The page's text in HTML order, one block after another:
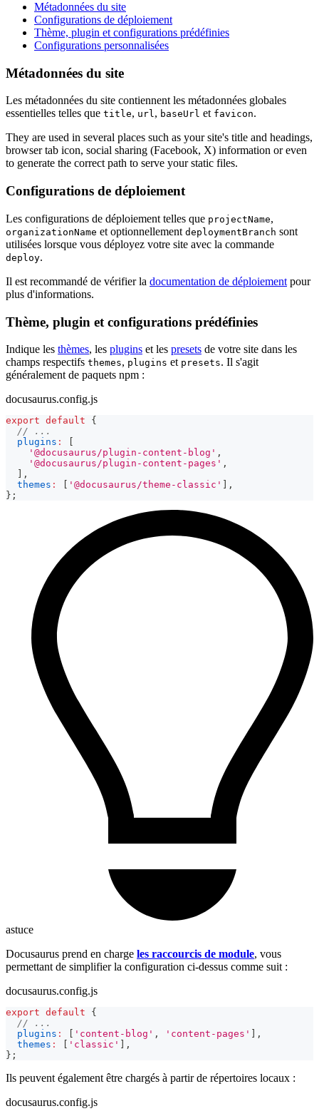
Métadonnées du site
Configurations de déploiement
Thème, plugin et configurations prédéfinies
Configurations personnalisées
Métadonnées du site
Les métadonnées du site contiennent les métadonnées globales
essentielles telles que title, url, baseUrl et favicon.
They are used in several places such as your site's title and headings,
browser tab icon, social sharing (Facebook, X) information or even
to generate the correct path to serve your static files.
Configurations de déploiement
Les configurations de déploiement telles que projectName,
organizationName et optionnellement deploymentBranch sont
utilisées lorsque vous déployez votre site avec la commande
deploy.
Il est recommandé de vérifier la documentation de déploiement pour
plus d'informations.
Thème, plugin et configurations prédéfinies
Indique les thèmes, les plugins et les presets de votre site dans les
champs respectifs themes, plugins et presets. Il s'agit
généralement de paquets npm :
docusaurus.config.js
export default
{
// ...
plugins :
'@docusaurus/plugin-content-blog' ,
'@docusaurus/plugin-content-pages' ,
,
themes : '@docusaurus/theme-classic'
,
} ;
astuce
Docusaurus prend en charge les raccourcis de module, vous
permettant de simplifier la configuration ci-dessus comme suit :
docusaurus.config.js
export default
{
// ...
plugins : 'content-blog' , 'content-pages'
,
themes : 'classic'
,
} ;
Ils peuvent également être chargés à partir de répertoires locaux :
docusaurus.config.js